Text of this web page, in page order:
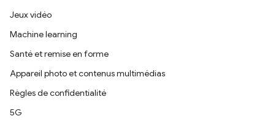
Jeux vidéo
Machine learning
Santé et remise en forme
Appareil photo et contenus multimédias
Règles de confidentialité
5G